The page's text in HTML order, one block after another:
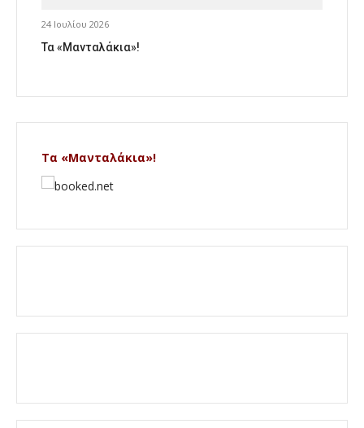
24 Ιουλίου 2026
Τα «Μανταλάκια»!
Τα «Μανταλάκια»!